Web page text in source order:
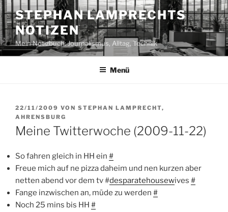
Zum
Inhalt
springen
STEPHAN LAMPRECHTS
NOTIZEN
Mein Notizbuch: Journalismus, Alltag, Technik
Menü
VERÖFFENTLICHT
AM
22/11/2009 VON STEPHAN LAMPRECHT,
AHRENSBURG
Meine Twitterwoche (2009-11-22)
So fahren gleich in HH ein #
Freue mich auf ne pizza daheim und nen kurzen aber
netten abend vor dem tv #desparatehousewives #
Fange inzwischen an, müde zu werden #
Noch 25 mins bis HH #